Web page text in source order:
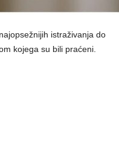
istraživanja do
kojega su bili praćeni.